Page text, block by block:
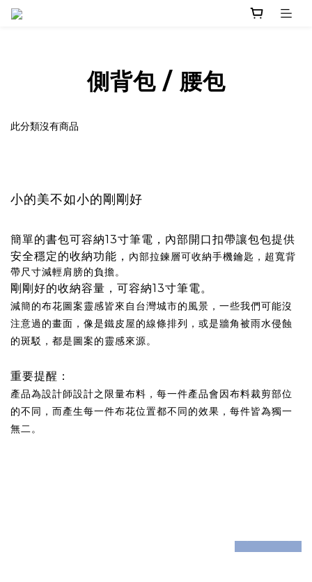
側背包 / 腰包
此分類沒有商品
小的美不如小的剛剛好
簡單的書包可容納13寸筆電，內部開口扣帶讓包包提供
安全穩定的收納功能， 內部拉鍊層可收納手機鑰匙，超寬背
帶尺寸減輕肩膀的負擔。
剛剛好的收納容量，可容納13寸筆電。
減簡的布花圖案靈感皆來自台灣城市的風景，一些我們可能沒
注意過的畫面，像是鐵皮屋的線條排列，或是牆角被雨水侵蝕
的斑駁，都是圖案的靈感來源。
重要提醒：
產品為設計師設計之限量布料，每一件產品會因布料裁剪部位
的不同，而產生每一件布花位置都不同的效果，每件皆為獨一
無二。
prev next